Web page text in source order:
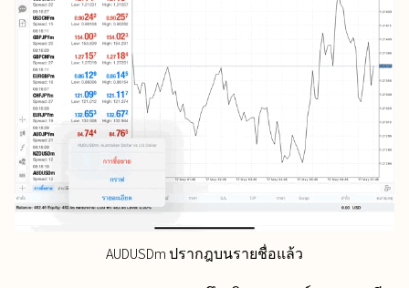
AUDUSDm ปรากฎบนรายชื่อแล้ว